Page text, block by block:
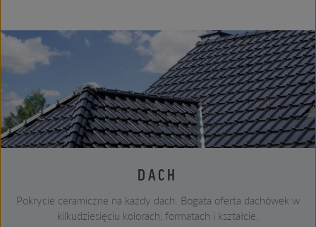
DACH
Pokrycie ceramiczne na każdy dach. Bogata oferta dachówek w
kilkudziesięciu kolorach, formatach i kształcie.